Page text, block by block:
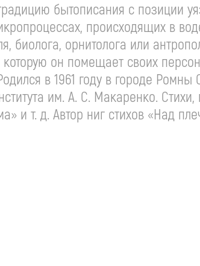
бытописания с позиции
происходящих в
биолога, орнитолога или
он помещает своих
в 1961 году в городе Ромны
им. А. С. Макаренко.
и т. д. Автор ниг стихов «Над